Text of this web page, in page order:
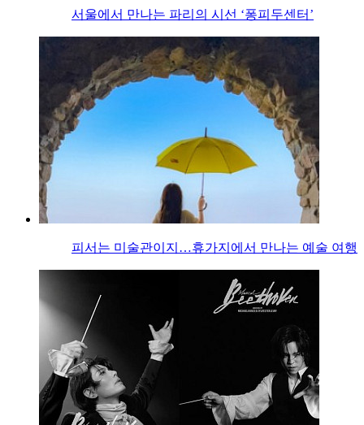
서울에서 만나는 파리의 시선 ‘퐁피두센터’
피서는 미술관이지…휴가지에서 만나는 예술 여행